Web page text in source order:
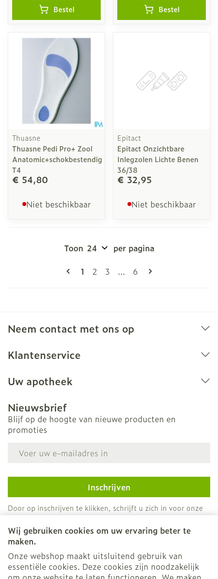
Wij gebruiken cookies om uw ervaring beter te
maken.
Onze webshop maakt uitsluitend gebruik van
essentiële cookies. Deze cookies zijn noodzakelijk
Bestel Bestel
Thuasne
Thuasne Pedi Pro+ Zool
Anatomic+schokbestendig
T4
€ 54,80
Niet beschikbaar
Epitact
Epitact Onzichtbare
Inlegzolen Lichte Benen
36/38
€ 32,95
Niet beschikbaar
Pagina's
U lees momenteel pagina
1 Pagina
2 Pagina
3 ... Pagina
6
Toon per pagina
Neem contact met ons op
Klantenservice
Uw apotheek
Nieuwsbrief
Blijf op de hoogte van nieuwe producten en
promoties
Inschrijven
Door op inschrijven te klikken, schrijft u zich in voor onze
nieuwsbrief en gaat u akkoord met onzeprivacy policy.